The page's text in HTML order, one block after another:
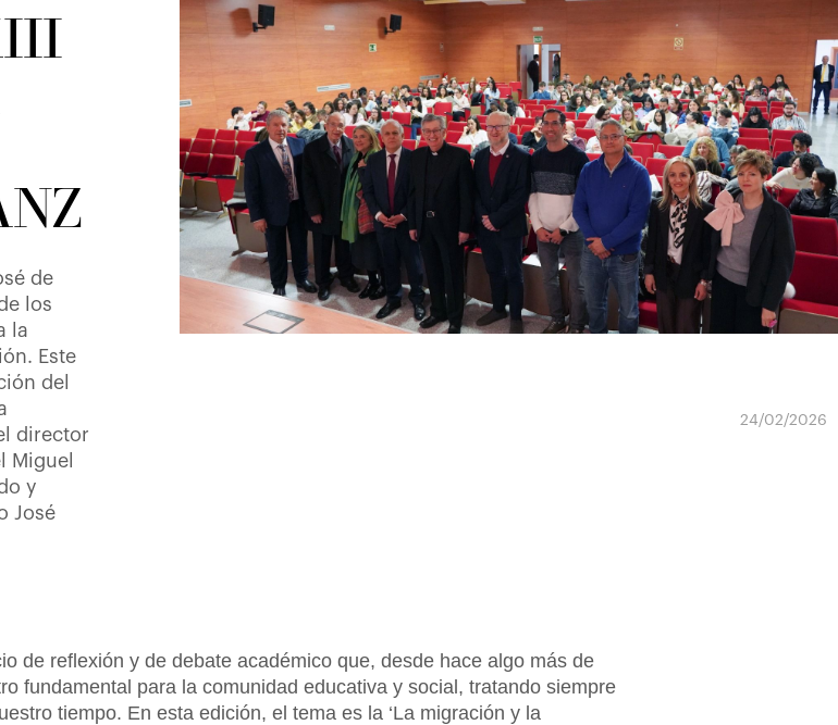
de
los
la
Este
del
director
Miguel
y
José
24/02/2026
de reflexión y de debate académico que, desde hace algo más de
fundamental para la comunidad educativa y social, tratando siempre
tiempo. En esta edición, el tema es la ‘La migración y la